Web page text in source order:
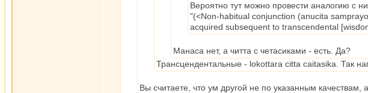
Вероятно тут можно провести аналогию с
"(<Non-habitual conjunction (anucita
acquired subsequent to transcendental
Манаса нет, а читта с четасиками - есть. Да?
Трансцендентальные - lokottara citta caitasika. Так
Вы считаете, что ум другой не по указанным качествам,